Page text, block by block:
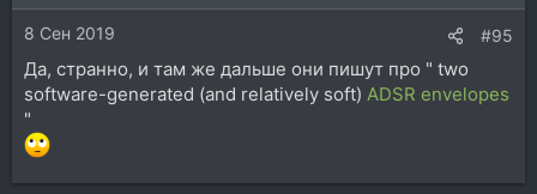
8 Сен 2019 #95
Да, странно, и там же дальше они пишут про " two
software-generated (and relatively soft) ADSR envelopes
"